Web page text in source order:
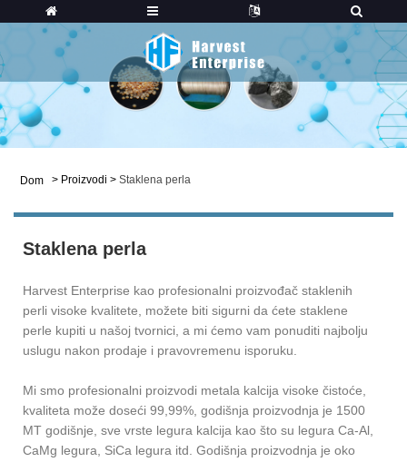
Dom > Proizvodi > Staklena perla
Staklena perla
Harvest Enterprise kao profesionalni proizvođač staklenih
perli visoke kvalitete, možete biti sigurni da ćete staklene
perle kupiti u našoj tvornici, a mi ćemo vam ponuditi najbolju
uslugu nakon prodaje i pravovremenu isporuku.
Mi smo profesionalni proizvodi metala kalcija visoke čistoće,
kvaliteta može doseći 99,99%, godišnja proizvodnja je 1500
MT godišnje, sve vrste legura kalcija kao što su legura Ca-Al,
CaMg legura, SiCa legura itd. Godišnja proizvodnja je oko